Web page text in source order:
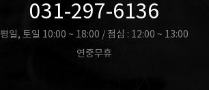
031-297-6136
평일, 토일 10:00 ~ 18:00 / 점심 : 12:00 ~ 13:00
연중무휴